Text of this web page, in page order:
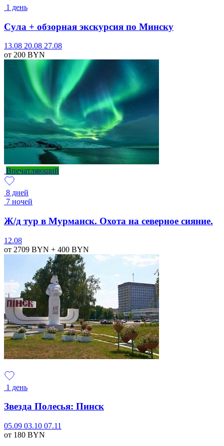
1 день
Сула + обзорная экскурсия по Минску
13.08 20.08 27.08
от 200 BYN
Впечатляющий
8 дней
7 ночей
Ж/д тур в Мурманск. Охота на северное сияние.
12.08
от 2709 BYN + 400 BYN
1 день
Звезда Полесья: Пинск
05.09 03.10 07.11
от 180 BYN